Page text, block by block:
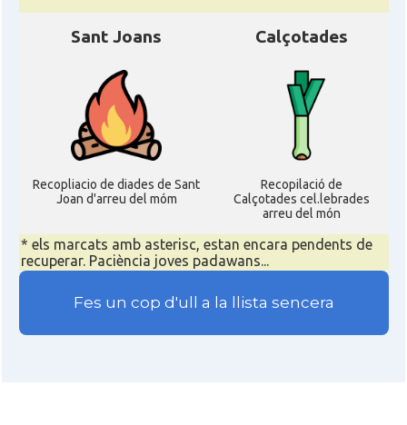
Sant Joans
Recopliacio de diades de Sant
Joan d'arreu del móm
Calçotades
Recopilació de
Calçotades cel.lebrades
arreu del món
* els marcats amb asterisc, estan encara pendents de
recuperar. Paciència joves padawans...
Fes un cop d'ull a la llista sencera